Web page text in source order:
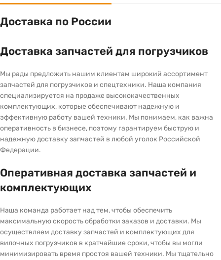
Доставка по России
Доставка запчастей для погрузчиков
Мы рады предложить нашим клиентам широкий ассортимент
запчастей для погрузчиков и спецтехники. Наша компания
специализируется на продаже высококачественных
комплектующих, которые обеспечивают надежную и
эффективную работу вашей техники. Мы понимаем, как важна
оперативность в бизнесе, поэтому гарантируем быструю и
надежную доставку запчастей в любой уголок Российской
Федерации.
Оперативная доставка запчастей и
комплектующих
Наша команда работает над тем, чтобы обеспечить
максимальную скорость обработки заказов и доставки. Мы
осуществляем доставку запчастей и комплектующих для
вилочных погрузчиков в кратчайшие сроки, чтобы вы могли
минимизировать время простоя вашей техники. Мы тщательно